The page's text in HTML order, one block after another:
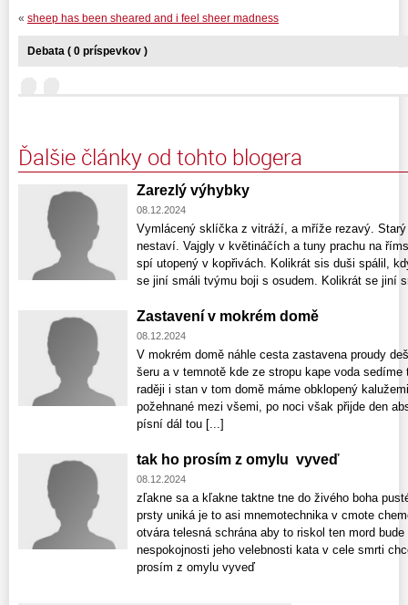
« sheep has been sheared and i feel sheer madness
Debata ( 0 príspevkov )
Ďalšie články od tohto blogera
Zarezlý výhybky
08.12.2024
Vymlácený sklíčka z vitráží, a mříže rezavý.
nestaví. Vajgly v květináčích a tuny prachu na
spí utopený v kopřivách. Kolikrát sis duši spálil,
se jiní smáli tvýmu boji s osudem. Kolikrát se jiní
Zastavení v mokrém domě
08.12.2024
V mokrém domě náhle cesta zastavena proudy
šeru a v temnotě kde ze stropu kape voda
raději i stan v tom domě máme obklopený
požehnané mezi všemi, po noci však přijde den
písní dál tou [...]
tak ho prosím z omylu vyveď
08.12.2024
zľakne sa a kľakne taktne tne do živého boha
prsty uniká je to asi mnemotechnika v cmote
otvára telesná schrána aby to riskol ten mord
nespokojnosti jeho velebnosti kata v cele smrti
prosím z omylu vyveď